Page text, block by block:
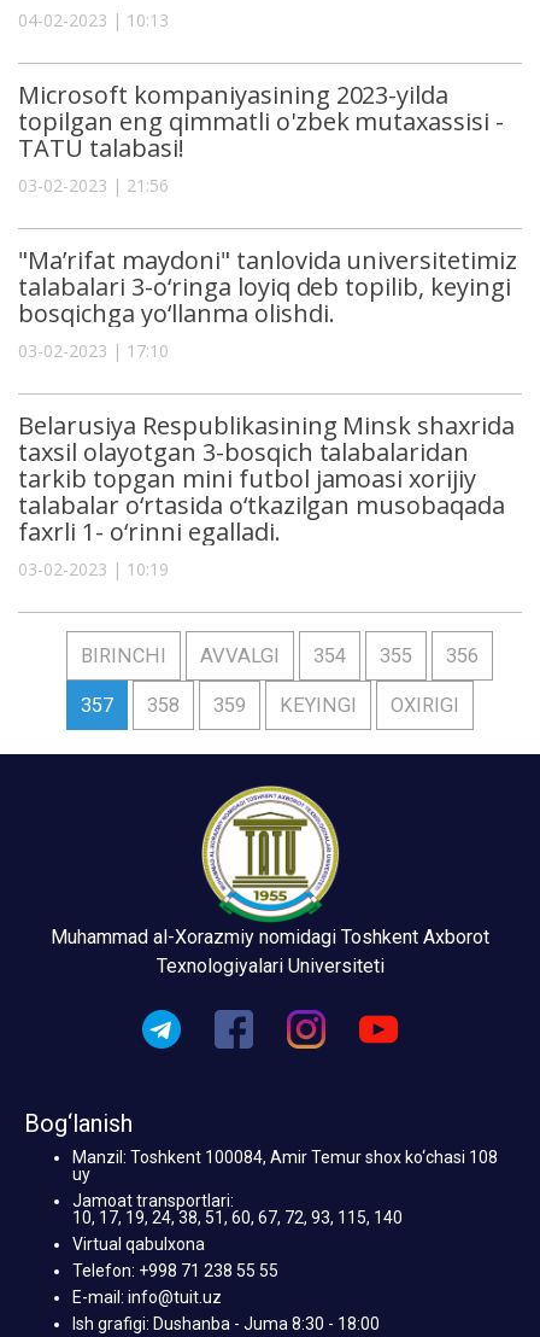
04-02-2023 | 10:13
Microsoft kompaniyasining 2023-yilda
topilgan eng qimmatli o'zbek mutaxassisi -
TATU talabasi!
03-02-2023 | 21:56
"Ma’rifat maydoni" tanlovida universitetimiz
talabalari 3-o‘ringa loyiq deb topilib, keyingi
bosqichga yo‘llanma olishdi.
03-02-2023 | 17:10
Belarusiya Respublikasining Minsk shaxrida
taxsil olayotgan 3-bosqich talabalaridan
tarkib topgan mini futbol jamoasi xorijiy
talabalar o‘rtasida o‘tkazilgan musobaqada
faxrli 1- o‘rinni egalladi.
03-02-2023 | 10:19
BIRINCHI AVVALGI 354 355 356
357 358 359 KEYINGI OXIRIGI
Muhammad al-Xorazmiy nomidagi Toshkent Axborot
Texnologiyalari Universiteti
Bog‘lanish
Manzil: Toshkent 100084, Amir Temur shox ko‘chasi 108
uy
Jamoat transportlari:
10, 17, 19, 24, 38, 51, 60, 67, 72, 93, 115, 140
Virtual qabulxona
Telefon: +998 71 238 55 55
E-mail: info@tuit.uz
Ish grafigi: Dushanba - Juma 8:30 - 18:00